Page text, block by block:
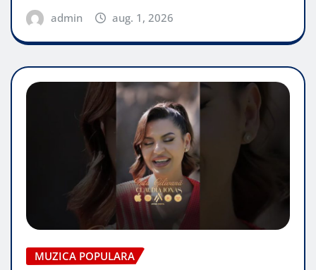
admin aug. 1, 2026
MUZICA POPULARA